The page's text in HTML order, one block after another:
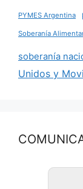
PYMES Argentina
Soberanía
soberanía
Unidos y